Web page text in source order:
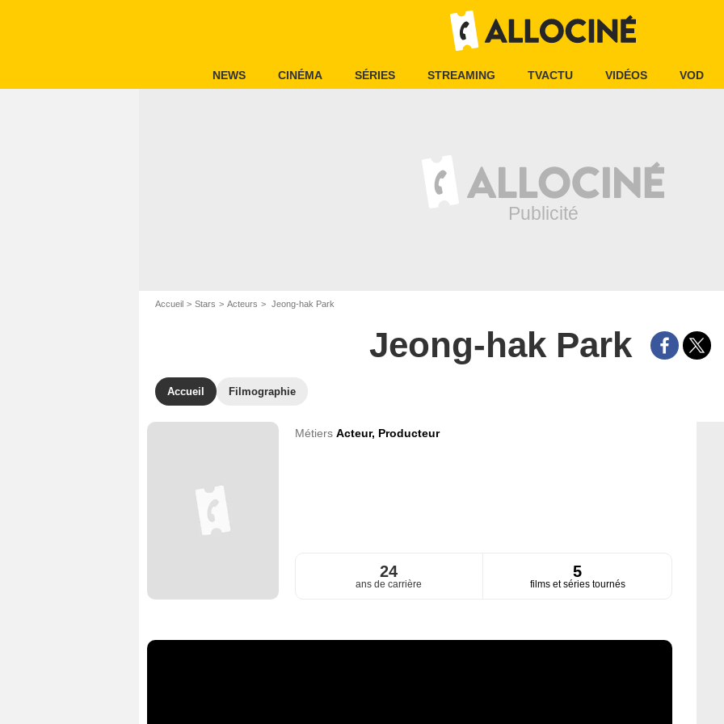
NEWS CINÉMA SÉRIES STREAMING TVACTU VIDÉOS VOD
Accueil Stars Acteurs Jeong-hak Park
Jeong-hak Park
Accueil Filmographie
Métiers Acteur, Producteur
24
ans de carrière
5
films et séries tournés